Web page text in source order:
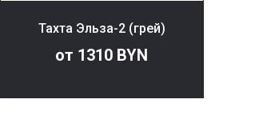
Тахта Эльза-2 (грей)
от 1310 BYN